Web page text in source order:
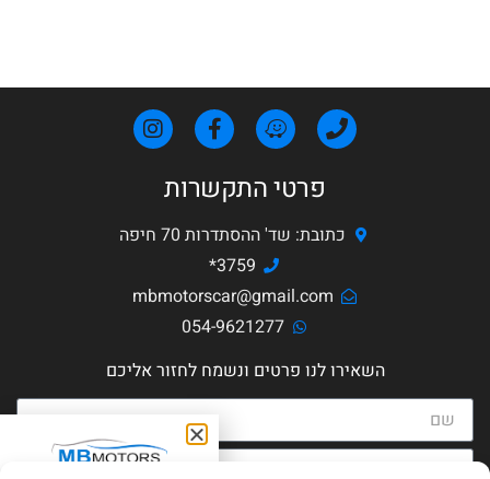
פרטי התקשרות
כתובת: שד' ההסתדרות 70 חיפה
3759*
mbmotorscar@gmail.com
054-9621277
השאירו לנו פרטים ונשמח לחזור אליכם